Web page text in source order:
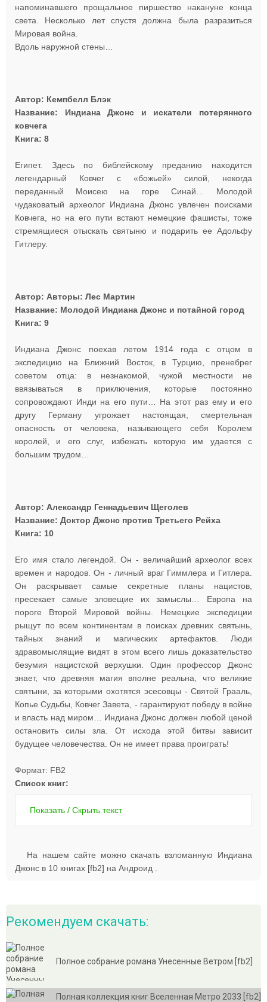
напоминавшего прощальное пиршество накануне конца
света. Несколько лет спустя должна была разразиться
Мировая война.
Вдоль наружной стены…
Автор: Кемпбелл Блэк
Название: Индиана Джонс и искатели потерянного
ковчега
Книга: 8
Египет. Здесь по библейскому преданию находится
легендарный Ковчег с «божьей» силой, некогда
переданный Моисею на горе Синай… Молодой
чудаковатый археолог Индиана Джонс увлечен поисками
Ковчега, но на его пути встают немецкие фашисты, тоже
стремящиеся отыскать святыню и подарить ее Адольфу
Гитлеру.
Автор: Авторы: Лес Мартин
Название: Молодой Индиана Джонс и потайной город
Книга: 9
Индиана Джонс поехав летом 1914 года с отцом в
экспедицию на Ближний Восток, в Турцию, пренебрег
советом отца: в незнакомой, чужой местности не
ввязываться в приключения, которые постоянно
сопровождают Инди на его пути… На этот раз ему и его
другу Герману угрожает настоящая, смертельная
опасность от человека, называющего себя Королем
королей, и его слуг, избежать которую им удается с
большим трудом…
Автор: Александр Геннадьевич Щеголев
Название: Доктор Джонс против Третьего Рейха
Книга: 10
Его имя стало легендой. Он - величайший археолог всех
времен и народов. Он - личный враг Гиммлера и Гитлера.
Он раскрывает самые секретные планы нацистов,
пресекает самые зловещие их замыслы… Европа на
пороге Второй Мировой войны. Немецкие экспедиции
рыщут по всем континентам в поисках древних святынь,
тайных знаний и магических артефактов. Люди
здравомыслящие видят в этом всего лишь доказательство
безумия нацистской верхушки. Один профессор Джонс
знает, что древняя магия вполне реальна, что великие
святыни, за которыми охотятся эсесовцы - Святой Грааль,
Копье Судьбы, Ковчег Завета, - гарантируют победу в войне
и власть над миром… Индиана Джонс должен любой ценой
остановить силы зла. От исхода этой битвы зависит
будущее человечества. Он не имеет права проиграть!
Формат: FB2
Список книг:
Показать / Скрыть текст
На нашем сайте можно скачать взломанную Индиана
Джонс в 10 книгах [fb2] на Андроид .
Рекомендуем скачать:
Полное собрание романа Унесенные Ветром [fb2]
Полная коллекция книг Вселенная Метро 2033 [fb2]